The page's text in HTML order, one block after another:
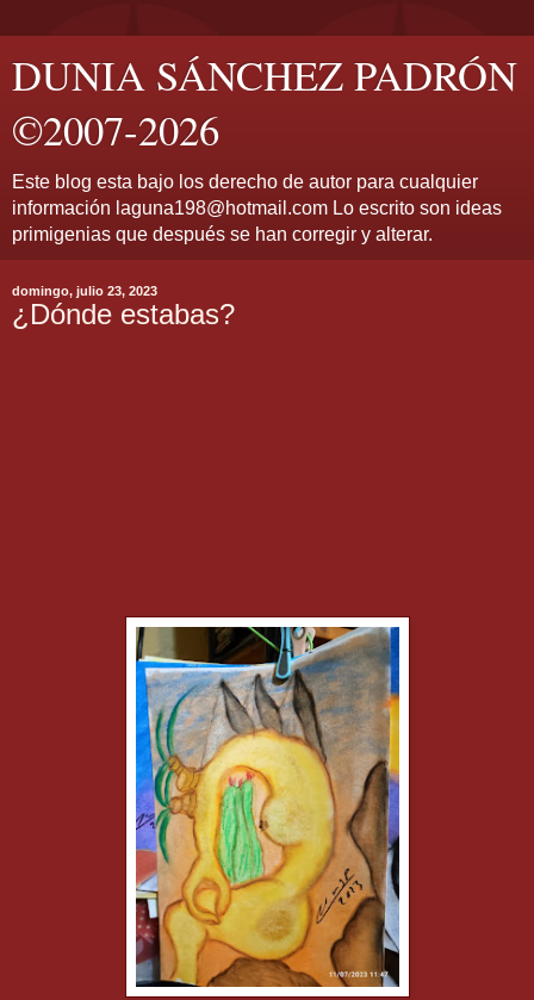
DUNIA SÁNCHEZ PADRÓN
©2007-2026
Este blog esta bajo los derecho de autor para cualquier
información laguna198@hotmail.com Lo escrito son ideas
primigenias que después se han corregir y alterar.
domingo, julio 23, 2023
¿Dónde estabas?